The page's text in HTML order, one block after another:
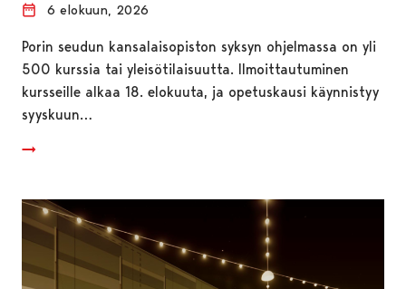
6 elokuun, 2026
Porin seudun kansalaisopiston syksyn ohjelmassa on yli
500 kurssia tai yleisötilaisuutta. Ilmoittautuminen
kursseille alkaa 18. elokuuta, ja opetuskausi käynnistyy
syyskuun…